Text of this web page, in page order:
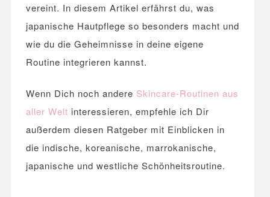
vereint. In diesem Artikel erfährst du, was
japanische Hautpflege so besonders macht und
wie du die Geheimnisse in deine eigene
Routine integrieren kannst.
Wenn Dich noch andere Skincare-Routinen aus
aller Welt interessieren, empfehle ich Dir
außerdem diesen Ratgeber mit Einblicken in
die indische, koreanische, marrokanische,
japanische und westliche Schönheitsroutine.